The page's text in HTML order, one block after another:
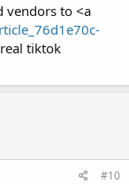
vendors to <a
tiktok
#10